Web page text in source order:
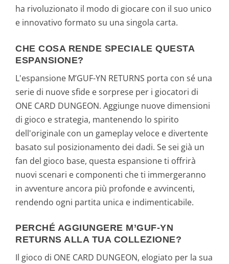
ha rivoluzionato il modo di giocare con il suo unico
e innovativo formato su una singola carta.
CHE COSA RENDE SPECIALE QUESTA
ESPANSIONE?
L'espansione M’GUF-YN RETURNS porta con sé una
serie di nuove sfide e sorprese per i giocatori di
ONE CARD DUNGEON. Aggiunge nuove dimensioni
di gioco e strategia, mantenendo lo spirito
dell'originale con un gameplay veloce e divertente
basato sul posizionamento dei dadi. Se sei già un
fan del gioco base, questa espansione ti offrirà
nuovi scenari e componenti che ti immergeranno
in avventure ancora più profonde e avvincenti,
rendendo ogni partita unica e indimenticabile.
PERCHÉ AGGIUNGERE M’GUF-YN
RETURNS ALLA TUA COLLEZIONE?
Il gioco di ONE CARD DUNGEON, elogiato per la sua